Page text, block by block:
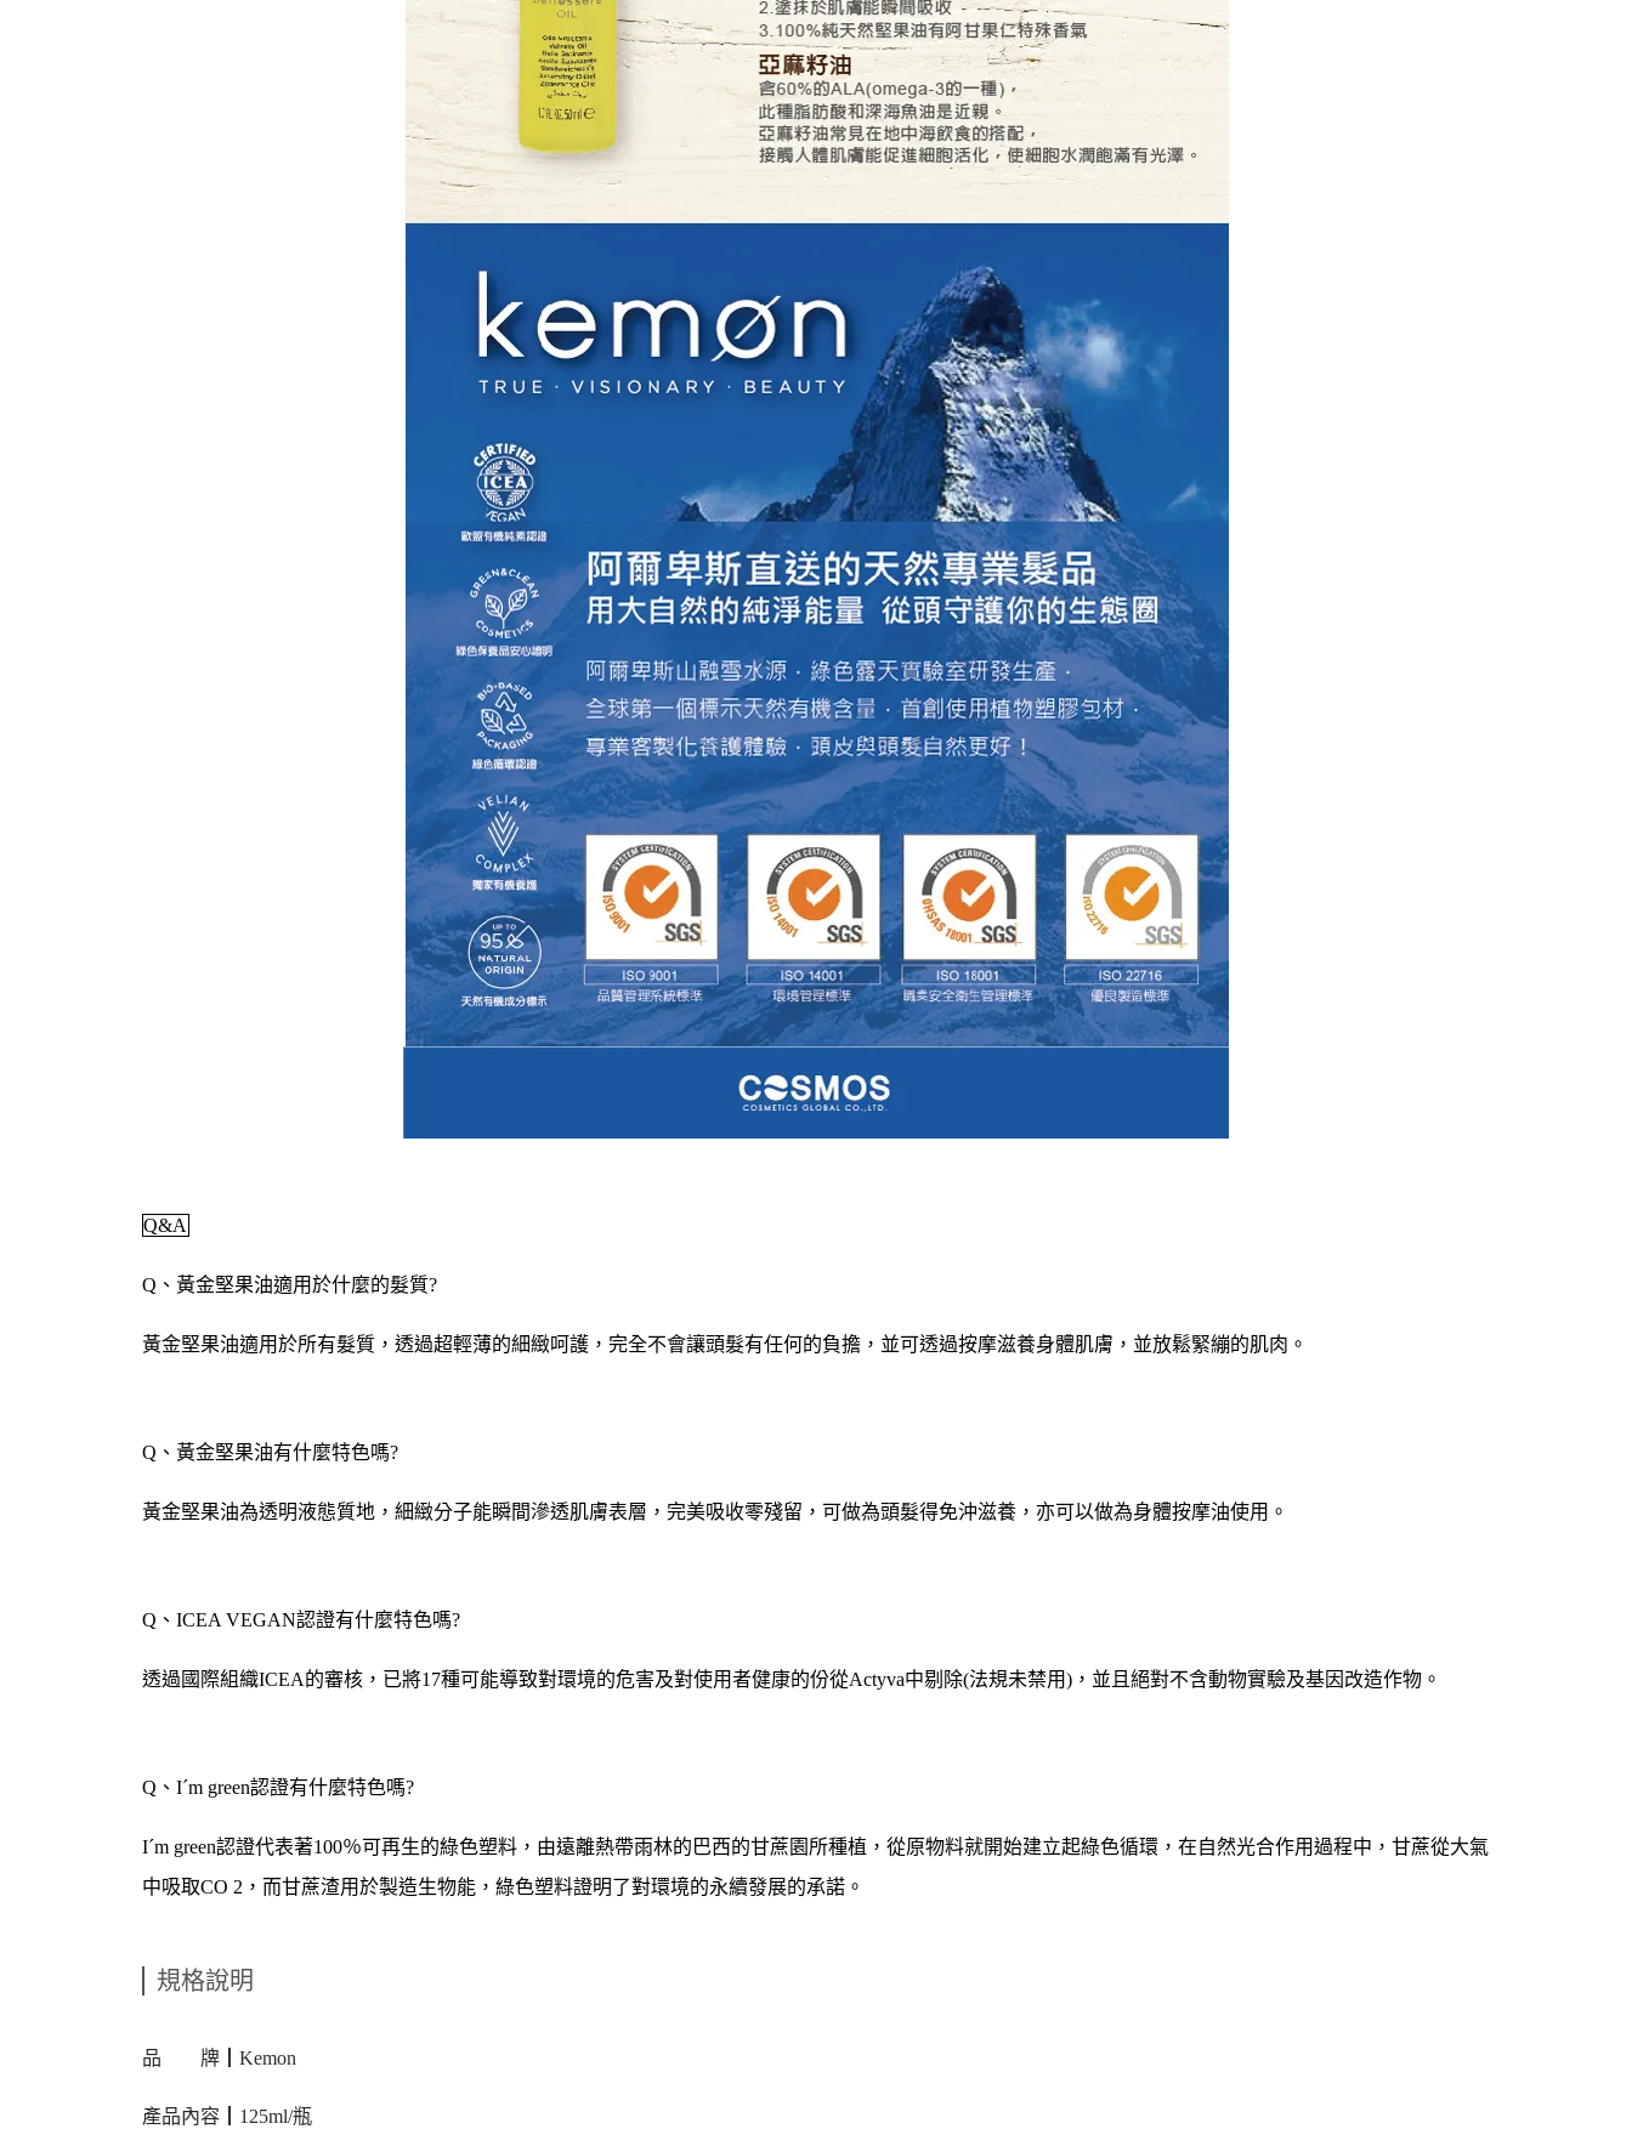
Q&A
Q 、黃金堅果油適用於什麼的髮質?
黃金堅果油適用於所有髮質，透過超輕薄的細緻呵護，完全不會讓頭髮有任何的負擔，並可透過按摩滋養身體肌膚，並放鬆緊繃的肌肉。
Q 、黃金堅果油有什麼特色嗎?
黃金堅果油為透明液態質地，細緻分子能瞬間滲透肌膚表層，完美吸收零殘留，可做為頭髮得免沖滋養，亦可以做為身體按摩油使用。
Q 、 ICEA VEGAN認證有什麼特色嗎?
透過國際組織ICEA的審核，已將17種可能導致對環境的危害及對使用者健康的份從Actyva中剔除(法規未禁用) ，並且絕對不含動物實驗及基因改造作物。
Q 、 I´m green認證有什麼特色嗎?
I´m green認證代表著100％可再生的綠色塑料，由遠離熱帶雨林的巴西的甘蔗園所種植，從原物料就開始建立起綠色循環，在自然光合作用過程中，甘蔗從大氣
中吸取CO 2 ，而甘蔗渣用於製造生物能，綠色塑料證明了對環境的永續發展的承諾。
規格說明
品 牌┃Kemon
產品內容┃125ml/瓶